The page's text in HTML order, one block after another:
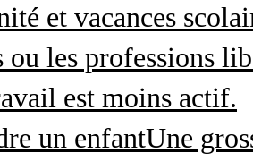
et vacances
ou les professions
est moins actif.
un enfantUne